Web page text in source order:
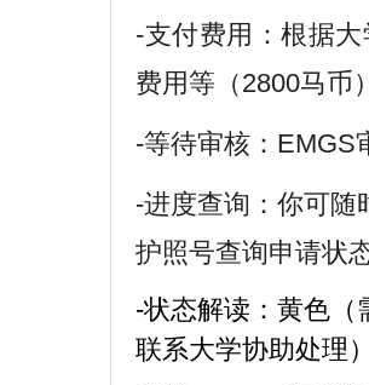
-支付费用：根据
费用等（2800马币
-等待审核：EMGS
-进度查询：你可随
护照号查询申请状
-状态解读：黄色（
联系大学协助处理